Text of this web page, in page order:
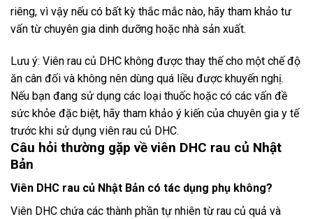
riêng, vì vậy nếu có bất kỳ thắc mắc nào, hãy tham khảo tư
vấn từ chuyên gia dinh dưỡng hoặc nhà sản xuất.
Lưu ý: Viên rau củ DHC không được thay thế cho một chế độ
ăn cân đối và không nên dùng quá liều được khuyến nghị.
Nếu bạn đang sử dụng các loại thuốc hoặc có các vấn đề
sức khỏe đặc biệt, hãy tham khảo ý kiến ​​của chuyên gia y tế
trước khi sử dụng viên rau củ DHC.
Câu hỏi thường gặp về viên DHC rau củ Nhật
Bản
Viên DHC rau củ Nhật Bản có tác dụng phụ không?
Viên DHC chứa các thành phần tự nhiên từ rau củ quả và